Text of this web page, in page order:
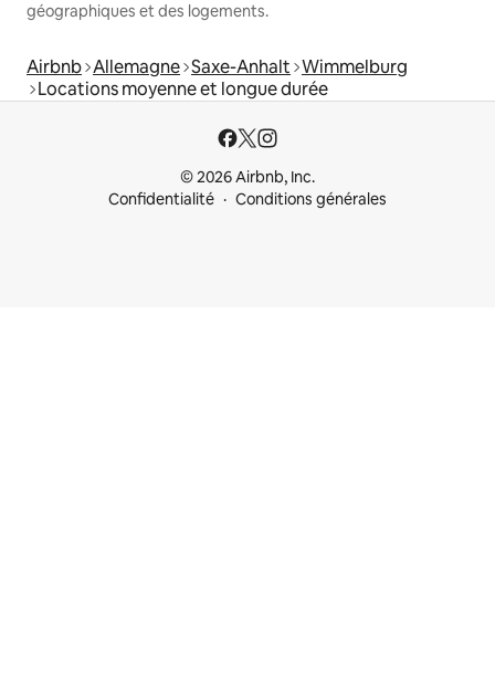
géographiques et des logements.
Airbnb Allemagne Saxe-Anhalt Wimmelburg
Locations moyenne et longue durée
© 2026 Airbnb, Inc.
Confidentialité
Conditions générales